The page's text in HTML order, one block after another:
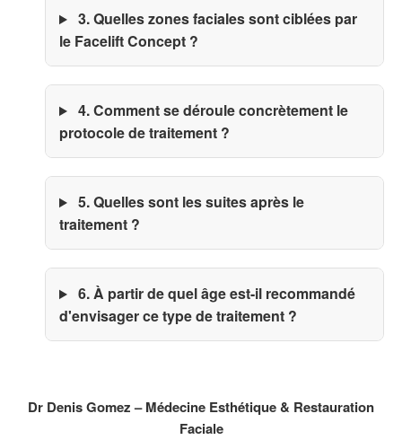
3. Quelles zones faciales sont ciblées par
le Facelift Concept ?
4. Comment se déroule concrètement le
protocole de traitement ?
5. Quelles sont les suites après le
traitement ?
6. À partir de quel âge est-il recommandé
d'envisager ce type de traitement ?
Dr Denis Gomez – Médecine Esthétique & Restauration
Faciale